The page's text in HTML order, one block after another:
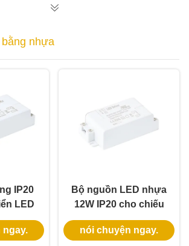
nhựa
IP20
LED
áp liên
sáng
ngay.
Bộ nguồn LED nhựa
12W IP20 cho chiếu
sáng trong nhà với
điện áp không đổi và
nói chuyện ngay.